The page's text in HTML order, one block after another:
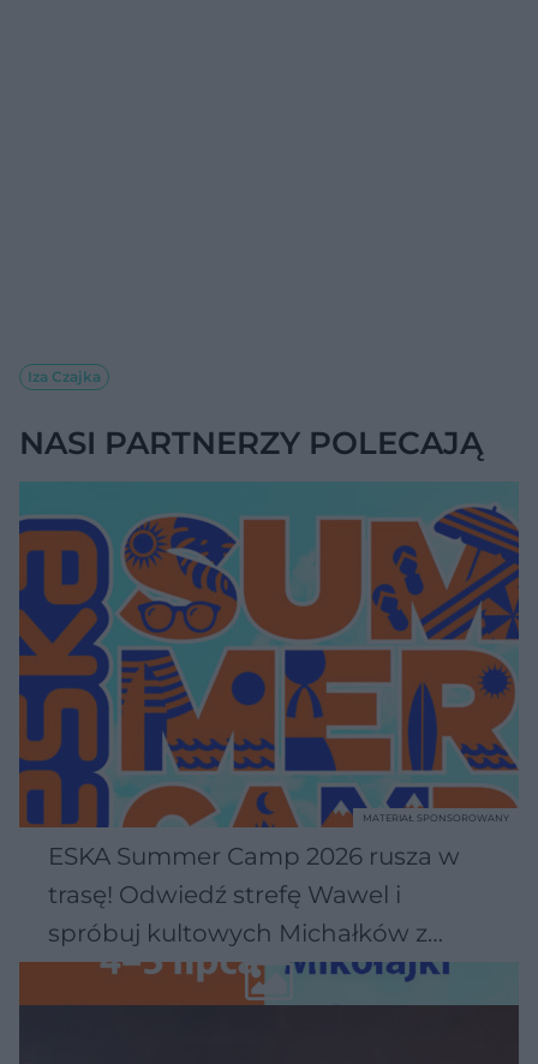
Iza Czajka
NASI PARTNERZY POLECAJĄ
ESKA Summer Camp 2026 rusza w
trasę! Odwiedź strefę Wawel i
spróbuj kultowych Michałków z
Wawelu
MATERIAŁ SPONSOROWANY